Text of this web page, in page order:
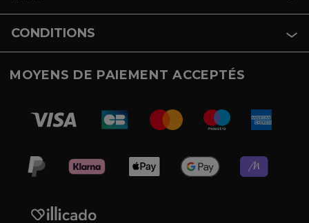
CONDITIONS
MOYENS DE PAIEMENT ACCEPTÉS